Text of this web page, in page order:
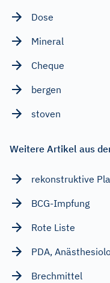
Dose
Mineral
Cheque
bergen
stoven
Weitere Artikel aus
rekonstruktive
BCG-Impfung
Rote Liste
PDA,
Brechmittel